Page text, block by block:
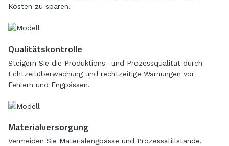
Kosten zu sparen.
Qualitätskontrolle
Steigern Sie die Produktions- und Prozessqualität durch
Echtzeitüberwachung und rechtzeitige Warnungen vor
Fehlern und Engpässen.
Materialversorgung
Vermeiden Sie Materialengpässe und Prozessstillstände,